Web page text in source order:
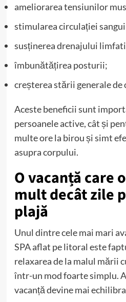
ameliorarea tensiunilor
stimularea circulației
susținerea drenajului
îmbunătățirea posturii;
creșterea stării generale de
Aceste beneficii sunt
persoanele active, cât și
multe ore la birou și simt
asupra corpului.
O vacanță care
mult decât zile
plajă
Unul dintre cele mai mari
SPA aflat pe litoral este
relaxarea de la malul mării
într-un mod foarte simplu.
vacanță devine mai